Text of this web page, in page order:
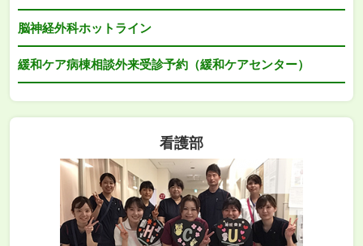
脳神経外科ホットライン
緩和ケア病棟相談外来受診予約（緩和ケアセンター）
看護部